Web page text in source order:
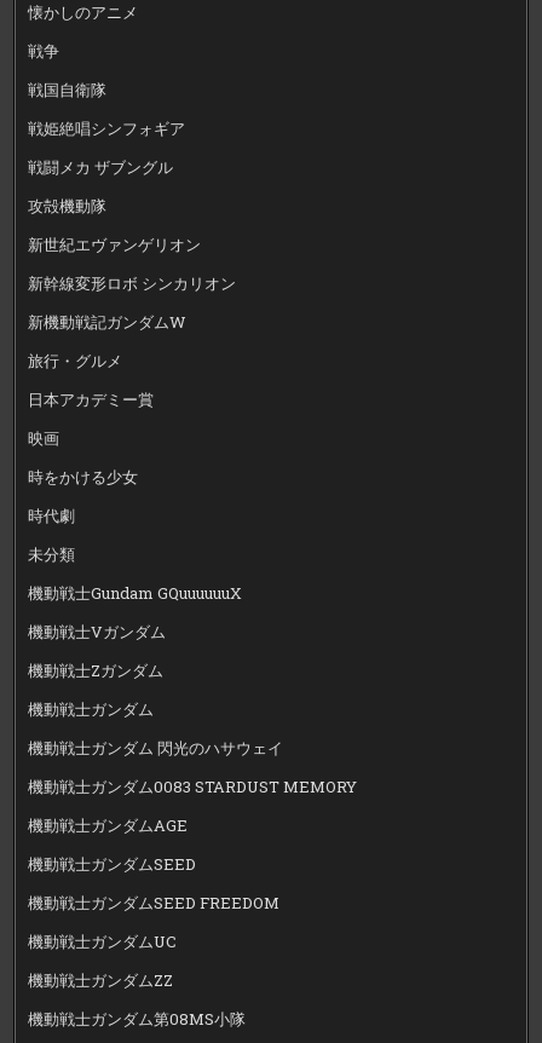
懐かしのアニメ
戦争
戦国自衛隊
戦姫絶唱シンフォギア
戦闘メカ ザブングル
攻殻機動隊
新世紀エヴァンゲリオン
新幹線変形ロボ シンカリオン
新機動戦記ガンダムW
旅行・グルメ
日本アカデミー賞
映画
時をかける少女
時代劇
未分類
機動戦士Gundam GQuuuuuuX
機動戦士Vガンダム
機動戦士Zガンダム
機動戦士ガンダム
機動戦士ガンダム 閃光のハサウェイ
機動戦士ガンダム0083 STARDUST MEMORY
機動戦士ガンダムAGE
機動戦士ガンダムSEED
機動戦士ガンダムSEED FREEDOM
機動戦士ガンダムUC
機動戦士ガンダムZZ
機動戦士ガンダム第08MS小隊